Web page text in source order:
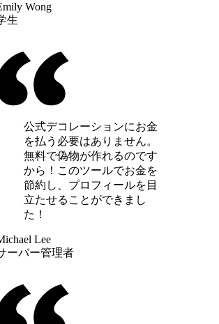
Wong
生
公式デコレーションにお金
を払う必要はありません。
無料で偽物が作れるのです
から！このツールでお金を
節約し、プロフィールを目
立たせることができまし
た！
Lee
ーバー管理者